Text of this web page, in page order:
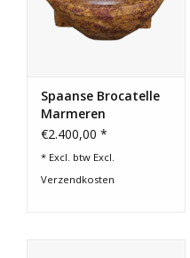
Spaanse Brocatelle
Marmeren
Handwasser – Luxe
€2.400,00 *
* Excl. btw Excl.
Verzendkosten